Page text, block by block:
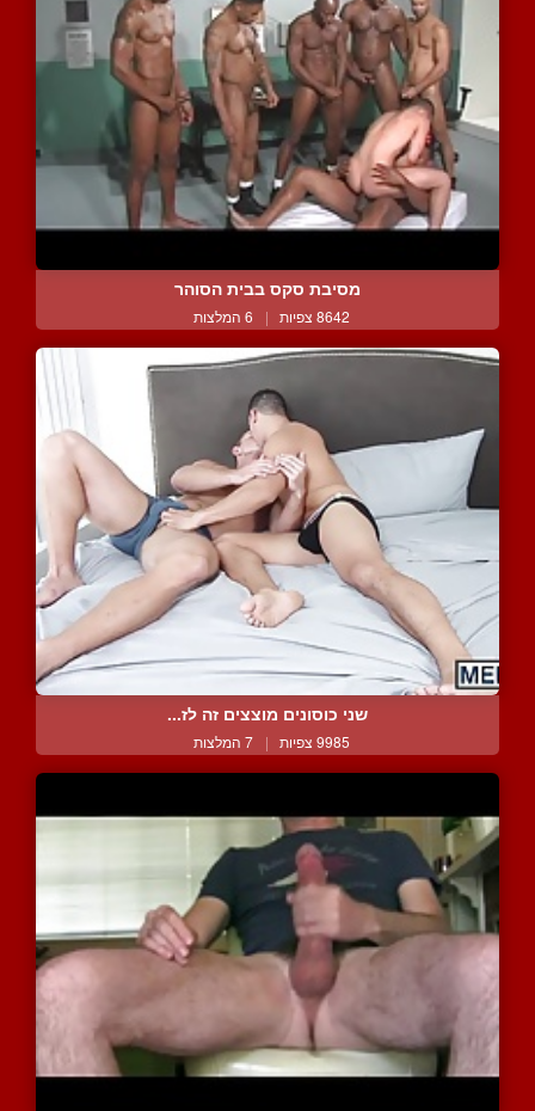
מסיבת סקס בבית הסוהר
8642 צפיות | 6 המלצות
שני כוסונים מוצצים זה לז...
9985 צפיות | 7 המלצות